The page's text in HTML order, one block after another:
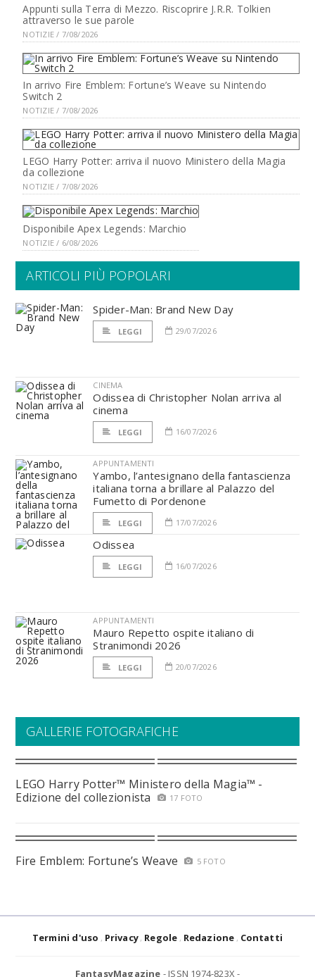
Appunti sulla Terra di Mezzo. Riscoprire J.R.R. Tolkien
attraverso le sue parole
NOTIZIE / 7/08/2026
In arrivo Fire Emblem: Fortune’s Weave su Nintendo
Switch 2
NOTIZIE / 7/08/2026
LEGO Harry Potter: arriva il nuovo Ministero della Magia
da collezione
NOTIZIE / 7/08/2026
Disponibile Apex Legends: Marchio
NOTIZIE / 6/08/2026
ARTICOLI PIÙ POPOLARI
Spider-Man: Brand New Day
LEGGI 29/07/2026
CINEMA
Odissea di Christopher Nolan arriva al
cinema
LEGGI 16/07/2026
APPUNTAMENTI
Yambo, l’antesignano della fantascienza
italiana torna a brillare al Palazzo del
Fumetto di Pordenone
LEGGI 17/07/2026
Odissea
LEGGI 16/07/2026
APPUNTAMENTI
Mauro Repetto ospite italiano di
Stranimondi 2026
LEGGI 20/07/2026
GALLERIE FOTOGRAFICHE
LEGO Harry Potter™ Ministero della Magia™ -
Edizione del collezionista
17 FOTO
Fire Emblem: Fortune’s Weave 5 FOTO
Termini d'uso Privacy Regole Redazione Contatti
FantasyMagazine - ISSN 1974-823X -